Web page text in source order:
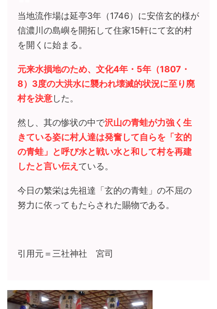
当地流作場は延亭3年（1746）に安倍玄的様が
信濃川の島嶼を開拓して住家15軒にて玄的村
を開くに始まる。
元来水損地のため、文化4年・5年（1807・
8）3度の大洪水に襲われ壊滅的状況に至り廃
村を決意した。
然し、其の惨状の中で沢山の青蛙が力強く生
きている姿に村人達は発奮して自らを「玄的
の青蛙」と呼び水と戦い水と和して村を再建
したと言い伝え ている。
今日の繁栄は先祖達「玄的の青蛙」の不屈の
努力に依ってもたらされた賜物である。
引用元＝三社神社 宮司